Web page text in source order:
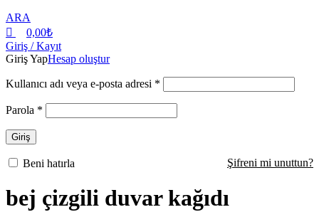
ARA
0,00₺
Giriş / Kayıt
Giriş YapHesap oluştur
Kullanıcı adı veya e-posta adresi *
Parola *
Giriş
Şifreni mi unuttun?
Beni hatırla
bej çizgili duvar kağıdı